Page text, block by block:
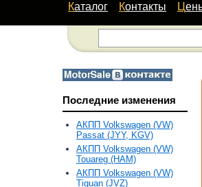
Каталог Контакты
Последние изменения
АКПП Volkswagen (VW)
Passat (JYY, KGV)
АКПП Volkswagen (VW)
Touareg (HAM)
АКПП Volkswagen (VW)
Tiguan (JVZ)